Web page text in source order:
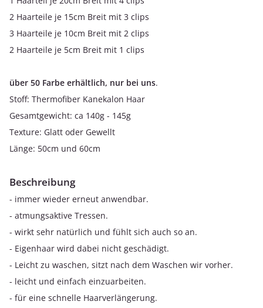
2 Haarteile je 15cm Breit mit 3 clips
3 Haarteile je 10cm Breit mit 2 clips
2 Haarteile je 5cm Breit mit 1 clips
über 50 Farbe erhältlich, nur bei uns.
Stoff: Thermofiber Kanekalon Haar
Gesamtgewicht: ca 140g - 145g
Texture: Glatt oder Gewellt
Länge: 50cm und 60cm
Beschreibung
- immer wieder erneut anwendbar.
- atmungsaktive Tressen.
- wirkt sehr natürlich und fühlt sich auch so an.
- Eigenhaar wird dabei nicht geschädigt.
- Leicht zu waschen, sitzt nach dem Waschen wir vorher.
- leicht und einfach einzuarbeiten.
- für eine schnelle Haarverlängerung.